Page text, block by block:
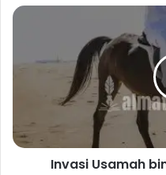
Invasi
Invasi Usamah